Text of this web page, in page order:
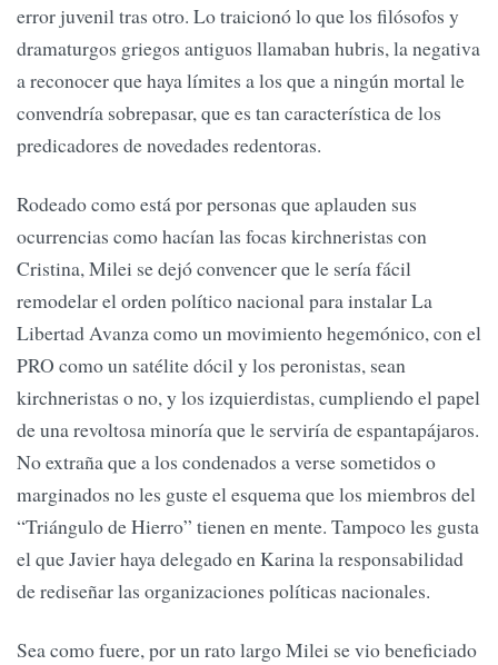
error juvenil tras otro. Lo traicionó lo que los filósofos y
dramaturgos griegos antiguos llamaban hubris, la negativa
a reconocer que haya límites a los que a ningún mortal le
convendría sobrepasar, que es tan característica de los
predicadores de novedades redentoras.
Rodeado como está por personas que aplauden sus
ocurrencias como hacían las focas kirchneristas con
Cristina, Milei se dejó convencer que le sería fácil
remodelar el orden político nacional para instalar La
Libertad Avanza como un movimiento hegemónico, con el
PRO como un satélite dócil y los peronistas, sean
kirchneristas o no, y los izquierdistas, cumpliendo el papel
de una revoltosa minoría que le serviría de espantapájaros.
No extraña que a los condenados a verse sometidos o
marginados no les guste el esquema que los miembros del
“Triángulo de Hierro” tienen en mente. Tampoco les gusta
el que Javier haya delegado en Karina la responsabilidad
de rediseñar las organizaciones políticas nacionales.
Sea como fuere, por un rato largo Milei se vio beneficiado